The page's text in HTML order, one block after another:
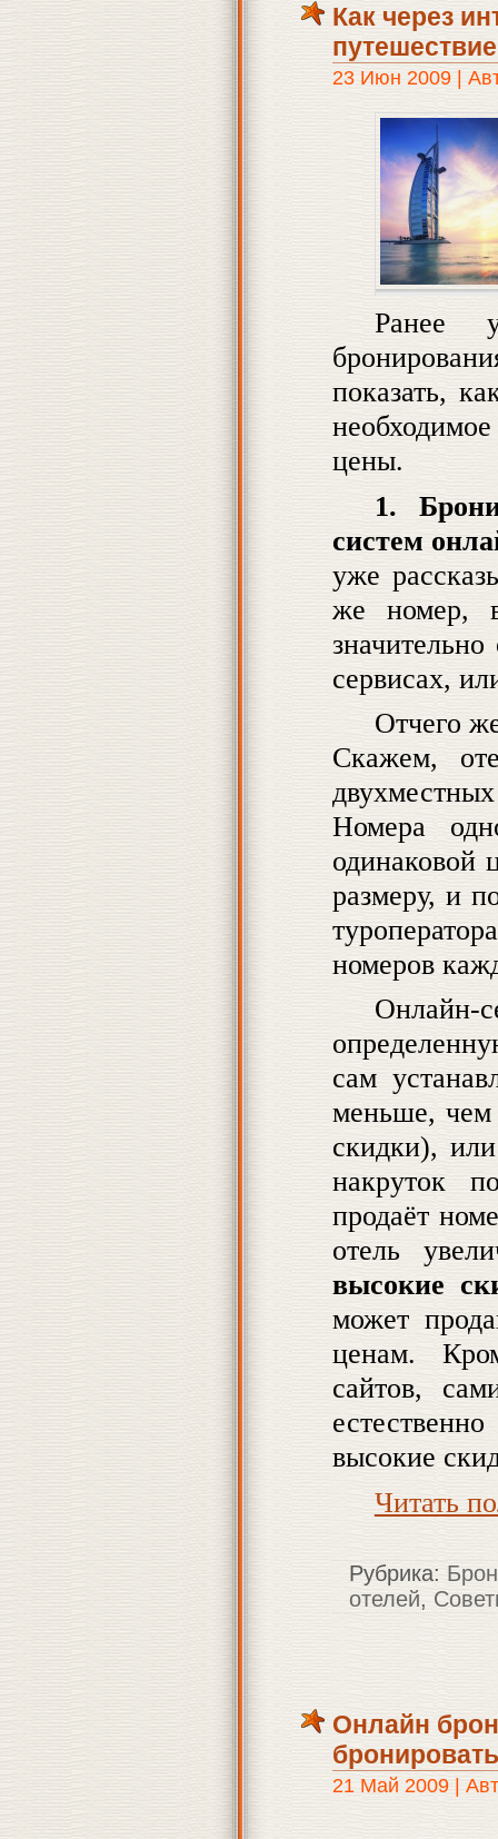
Как через
путешествие
23 Июн 2009 |
Ранее
показать,
цены.
1.
систем
уже
же номер,
сервисах,
Отчего
Скажем,
Номера
одинаковой
размеру, и
номеров
сам
меньше, чем
скидки),
накруток
продаёт
отель
высокие
может
ценам.
сайтов,
высокие
Читать
Рубрика:
отелей,
Онлайн
21 Май 2009 |